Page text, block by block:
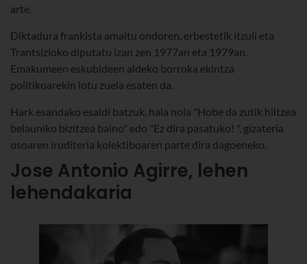
arte.
Diktadura frankista amaitu ondoren, erbestetik itzuli eta
Trantsizioko diputatu izan zen 1977an eta 1979an.
Emakumeen eskubideen aldeko borroka ekintza
politikoarekin lotu zuela esaten da.
Hark esandako esaldi batzuk, hala nola "Hobe da zutik hiltzea
belauniko bizitzea baino" edo "Ez dira pasatuko! ", gizateria
osoaren iruditeria kolektiboaren parte dira dagoeneko.
Jose Antonio Agirre, lehen
lehendakaria